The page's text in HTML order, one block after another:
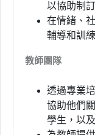
以協助制
在情緒、
輔導和訓
教師團隊
透過專業
協助他們
學生，以